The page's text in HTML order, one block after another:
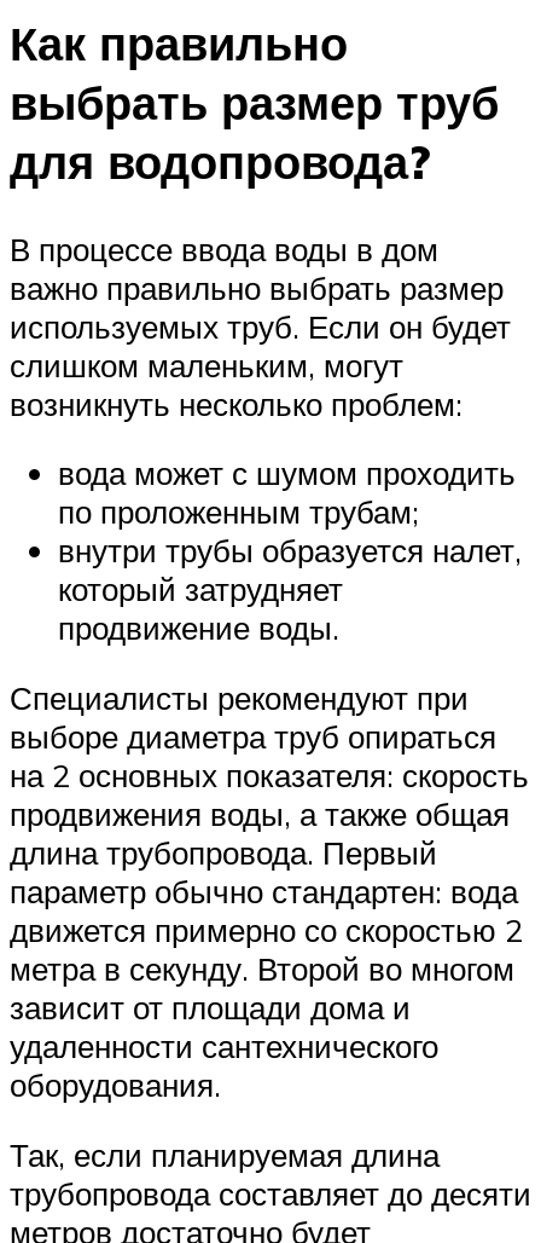
Как правильно
выбрать размер труб
для водопровода?
В процессе ввода воды в дом
важно правильно выбрать размер
используемых труб. Если он будет
слишком маленьким, могут
возникнуть несколько проблем:
вода может с шумом проходить
по проложенным трубам;
внутри трубы образуется налет,
который затрудняет
продвижение воды.
Специалисты рекомендуют при
выборе диаметра труб опираться
на 2 основных показателя: скорость
продвижения воды, а также общая
длина трубопровода. Первый
параметр обычно стандартен: вода
движется примерно со скоростью 2
метра в секунду. Второй во многом
зависит от площади дома и
удаленности сантехнического
оборудования.
Так, если планируемая длина
трубопровода составляет до десяти
метров достаточно будет